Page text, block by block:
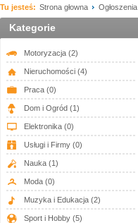
Tu jesteś: Strona głowna Ogłoszenia
Kategorie
Motoryzacja (2)
Nieruchomości (4)
Praca (0)
Dom i Ogród (1)
Elektronika (0)
Usługi i Firmy (0)
Nauka (1)
Moda (0)
Muzyka i Edukacja (2)
Sport i Hobby (5)